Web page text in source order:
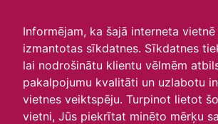
Informējam, ka šajā interneta
izmantotas sīkdatnes. Sīkdatnes
lai nodrošinātu klientu vēlmēm
pakalpojumu kvalitāti un uzlabotu
vietnes veiktspēju. Turpinot lietot
vietni, Jūs piekrītat minēto mērķu
Skats :
Aktuālie
Šodien Šonedēļ
Arhīvs